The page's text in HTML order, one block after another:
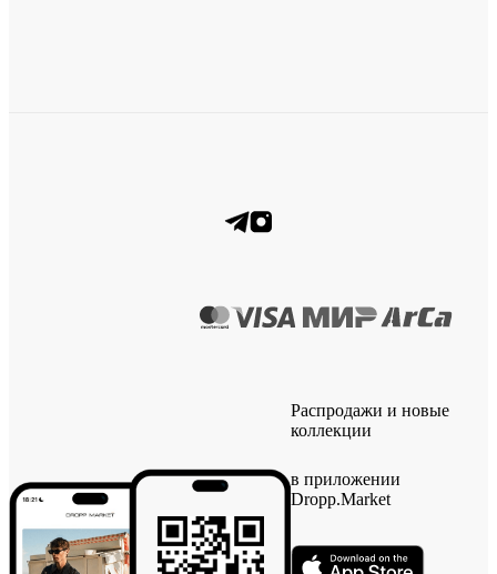
Распродажи и новые
коллекции
в приложении
Dropp.Market